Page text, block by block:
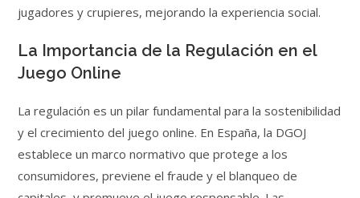
jugadores y crupieres, mejorando la experiencia social.
La Importancia de la Regulación en el
Juego Online
La regulación es un pilar fundamental para la sostenibilidad
y el crecimiento del juego online. En España, la DGOJ
establece un marco normativo que protege a los
consumidores, previene el fraude y el blanqueo de